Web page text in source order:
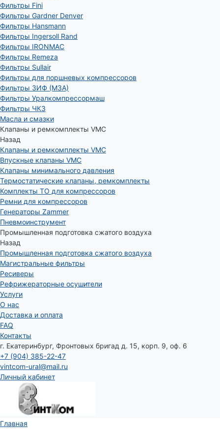
Фильтры Fini
Фильтры Gardner Denver
Фильтры Hansmann
Фильтры Ingersoll Rand
Фильтры IRONMAC
Фильтры Remeza
Фильтры Sullair
Фильтры для поршневых компрессоров
Фильтры ЗИФ (МЗА)
Фильтры Уралкомпрессормаш
Фильтры ЧКЗ
Масла и смазки
Клапаны и ремкомплекты VMC
Назад
Клапаны и ремкомплекты VMC
Впускные клапаны VMC
Клапаны минимального давления
Термостатические клапаны, ремкомплекты
Комплекты ТО для компрессоров
Ремни для компрессоров
Генераторы Zammer
Пневмоинструмент
Промышленная подготовка сжатого воздуха
Назад
Промышленная подготовка сжатого воздуха
Магистральные фильтры
Ресиверы
Рефрижераторные осушители
Услуги
О нас
Доставка и оплата
FAQ
Контакты
г. Екатеринбург, Фронтовых бригад д. 15, корп. 9, оф. 6
+7 (904) 385-22-47
vintcom-ural@mail.ru
Личный кабинет
Главная